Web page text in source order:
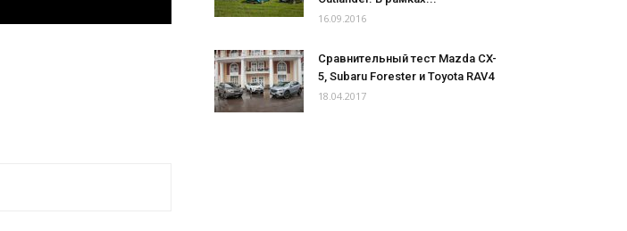
16.09.2016
Сравнительный тест Mazda CX-
5, Subaru Forester и Toyota RAV4
18.04.2017